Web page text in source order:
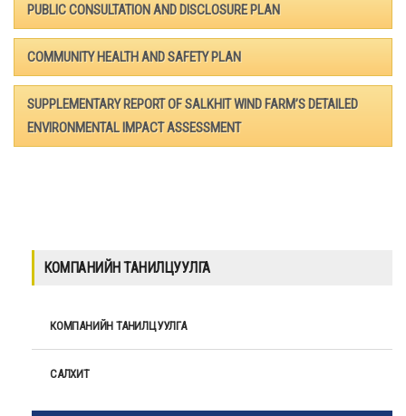
PUBLIC CONSULTATION AND DISCLOSURE PLAN
COMMUNITY HEALTH AND SAFETY PLAN
SUPPLEMENTARY REPORT OF SALKHIT WIND FARM’S DETAILED
ENVIRONMENTAL IMPACT ASSESSMENT
КОМПАНИЙН ТАНИЛЦУУЛГА
КОМПАНИЙН ТАНИЛЦУУЛГА
САЛХИТ